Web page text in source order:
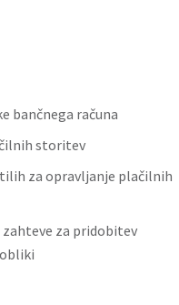
bančnega računa
storitev
za opravljanje plačilnih
za pridobitev